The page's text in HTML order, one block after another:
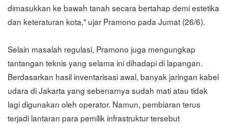
dimasukkan ke bawah tanah secara bertahap demi estetika
dan keteraturan kota," ujar Pramono pada Jumat (26/6).
Selain masalah regulasi, Pramono juga mengungkap
tantangan teknis yang selama ini dihadapi di lapangan.
Berdasarkan hasil inventarisasi awal, banyak jaringan kabel
udara di Jakarta yang sebenarnya sudah mati atau tidak
lagi digunakan oleh operator. Namun, pembiaran terus
terjadi lantaran para pemilik infrastruktur tersebut